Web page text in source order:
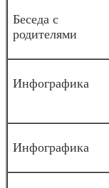
Беседа с
родителями
Инфографика
Инфографика